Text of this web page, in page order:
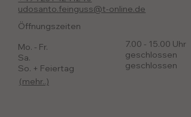
udosanto.feinguss@t-online.de
Öffnungszeiten
Mo. - Fr.
Sa.
So. + Feiertag
7.00 - 15.00 Uhr
geschlossen
geschlossen
(mehr..)